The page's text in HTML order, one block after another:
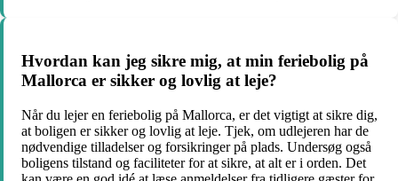
Hvordan kan jeg sikre mig, at min feriebolig på
Mallorca er sikker og lovlig at leje?
Når du lejer en feriebolig på Mallorca, er det vigtigt at sikre dig,
at boligen er sikker og lovlig at leje. Tjek, om udlejeren har de
nødvendige tilladelser og forsikringer på plads. Undersøg også
boligens tilstand og faciliteter for at sikre, at alt er i orden. Det